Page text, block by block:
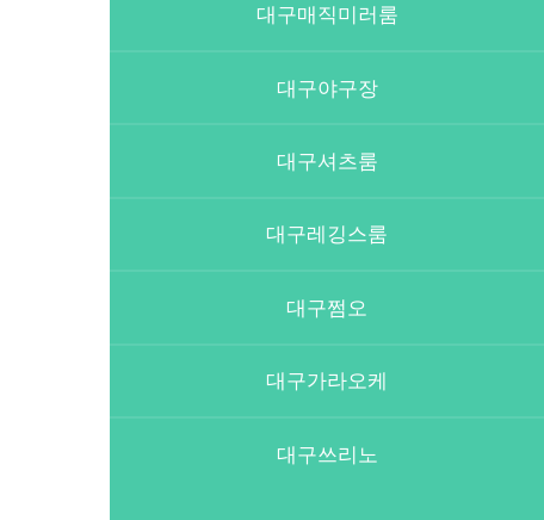
대구매직미러룸
대구야구장
대구셔츠룸
대구레깅스룸
대구쩜오
대구가라오케
대구쓰리노